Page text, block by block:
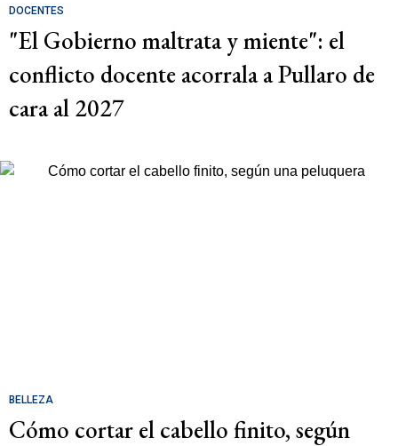
DOCENTES
"El Gobierno maltrata y miente": el
conflicto docente acorrala a Pullaro de
cara al 2027
BELLEZA
Cómo cortar el cabello finito, según